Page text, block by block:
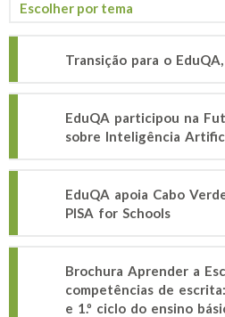
Transição para o EduQA,
EduQA participou na
sobre Inteligência
EduQA apoia Cabo
PISA for Schools
Brochura Aprender a
competências de
e 1.º ciclo do ensino